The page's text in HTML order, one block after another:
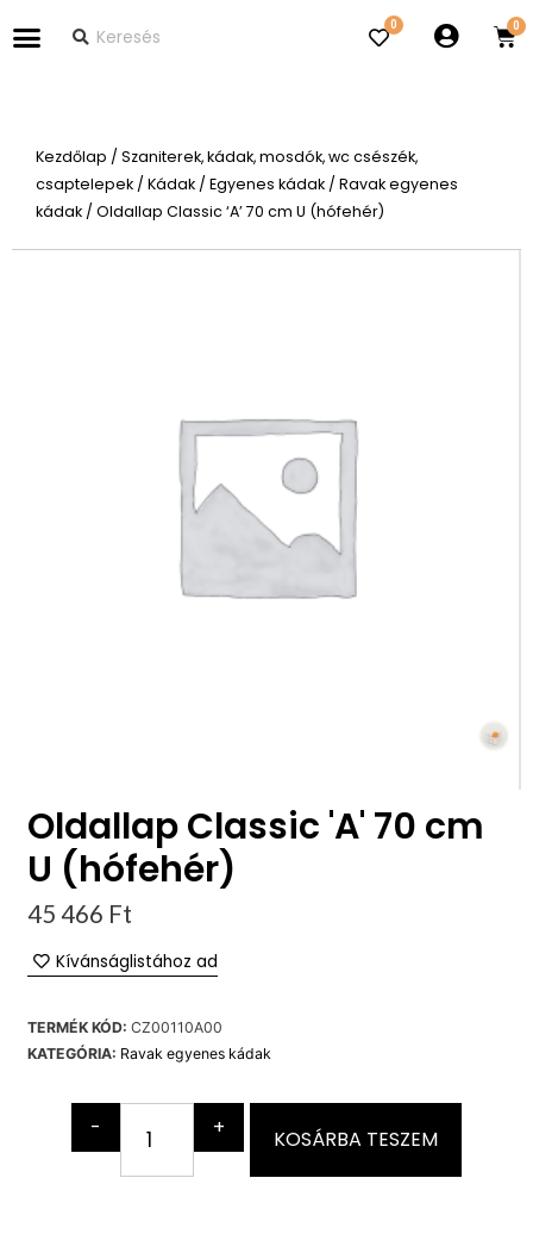
0
Kezdőlap / Szaniterek, kádak, mosdók, wc csészék,
csaptelepek / Kádak / Egyenes kádak / Ravak egyenes
kádak / Oldallap Classic ‘A’ 70 cm U (hófehér)
Oldallap Classic 'A' 70 cm
U (hófehér)
45 466 Ft
Kívánságlistához ad
TERMÉK KÓD: CZ00110A00
KATEGÓRIA: Ravak egyenes kádak
- + KOSÁRBA TESZEM